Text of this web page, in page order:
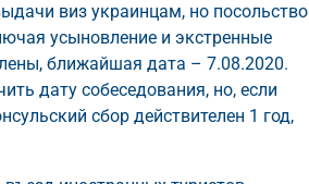
виз украинцам, но посольство
усыновление и экстренные
ближайшая дата – 7.08.2020.
дату собеседования, но, если
сбор действителен 1 год,